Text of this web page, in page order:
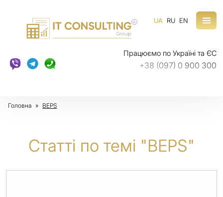
R
Працюємо по Україні та ЄС
+38 (097) 0 900 300
UA RU EN
Головна » BEPS
Статті по темі "BEPS"